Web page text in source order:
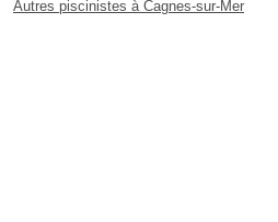
Autres piscinistes à Cagnes-sur-Mer